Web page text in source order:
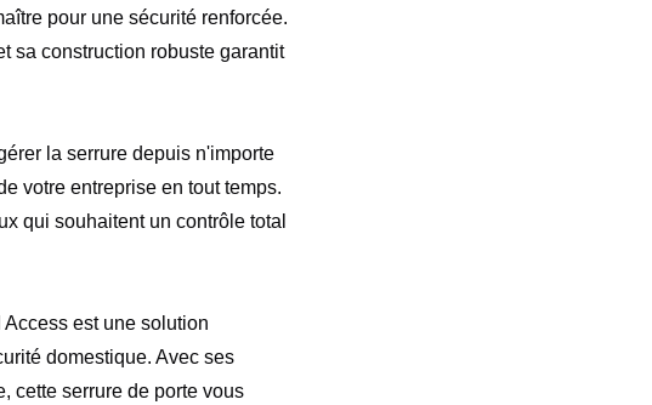
pour une sécurité renforcée.
sa construction robuste garantit
la serrure depuis n'importe
votre entreprise en tout temps.
qui souhaitent un contrôle total
est une solution
domestique. Avec ses
cette serrure de porte vous